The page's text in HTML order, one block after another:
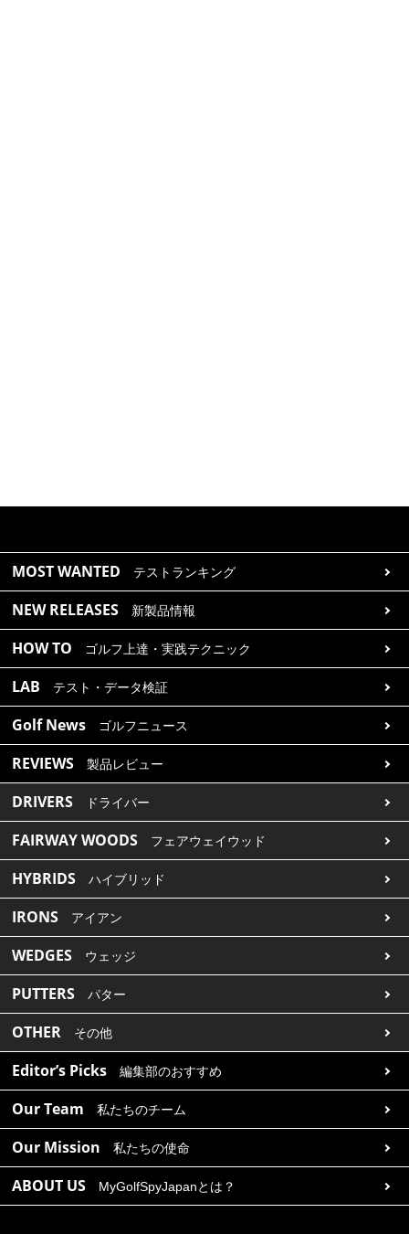
MOST WANTED テストランキング
NEW RELEASES 新製品情報
HOW TO ゴルフ上達・実践テクニック
LAB テスト・データ検証
Golf News ゴルフニュース
REVIEWS 製品レビュー
DRIVERS ドライバー
FAIRWAY WOODS フェアウェイウッド
HYBRIDS ハイブリッド
IRONS アイアン
WEDGES ウェッジ
PUTTERS パター
OTHER その他
Editor’s Picks 編集部のおすすめ
Our Team 私たちのチーム
Our Mission 私たちの使命
ABOUT US MyGolfSpyJapanとは？